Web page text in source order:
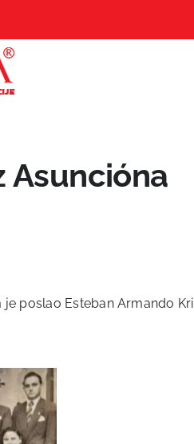
Asuncióna
poslao Esteban Armando